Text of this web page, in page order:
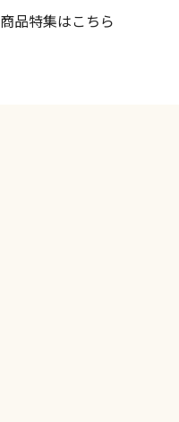
商品特集はこちら